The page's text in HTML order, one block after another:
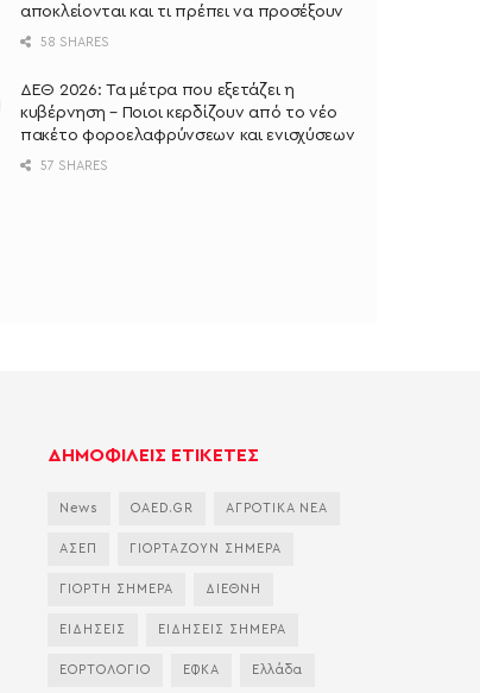
αποκλείονται και τι πρέπει να προσέξουν
58 SHARES
ΔΕΘ 2026: Τα μέτρα που εξετάζει η
κυβέρνηση – Ποιοι κερδίζουν από το νέο
πακέτο φοροελαφρύνσεων και ενισχύσεων
57 SHARES
ΔΗΜΟΦΙΛΕΙΣ ΕΤΙΚΕΤΕΣ
News OAED.GR ΑΓΡΟΤΙΚΑ ΝΕΑ
ΑΣΕΠ ΓΙΟΡΤΑΖΟΥΝ ΣΗΜΕΡΑ
ΓΙΟΡΤΗ ΣΗΜΕΡΑ ΔΙΕΘΝΗ
ΕΙΔΗΣΕΙΣ ΕΙΔΗΣΕΙΣ ΣΗΜΕΡΑ
ΕΟΡΤΟΛΟΓΙΟ ΕΦΚΑ Ελλάδα